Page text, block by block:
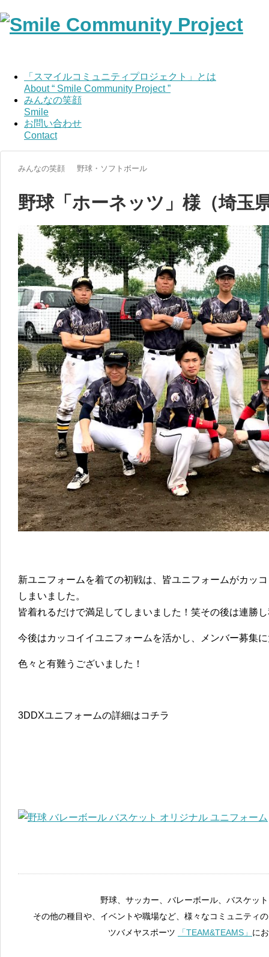
「スマイルコミュニティプロジェクト」とは
About “ Smile Community Project ”
みんなの笑顔
Smile
お問い合わせ
Contact
みんなの笑顔 野球・ソフトボール
野球「ホーネッツ」様（埼玉
新ユニフォームを着ての初戦は、皆ユニフォームがカッ
しまいました。
皆着れるだけで満足してしまいました！笑その後は連勝
今後はカッコイイユニフォームを活かし、メンバー募集
色々と有難うございました！
3DDXユニフォームの詳細はコチラ
野球、サッカー、バレーボール、バスケッ
その他の種目や、イベントや職場など、様々なコミュニティ
ツバメヤスポーツ
「TEAM&TEAMS」 に